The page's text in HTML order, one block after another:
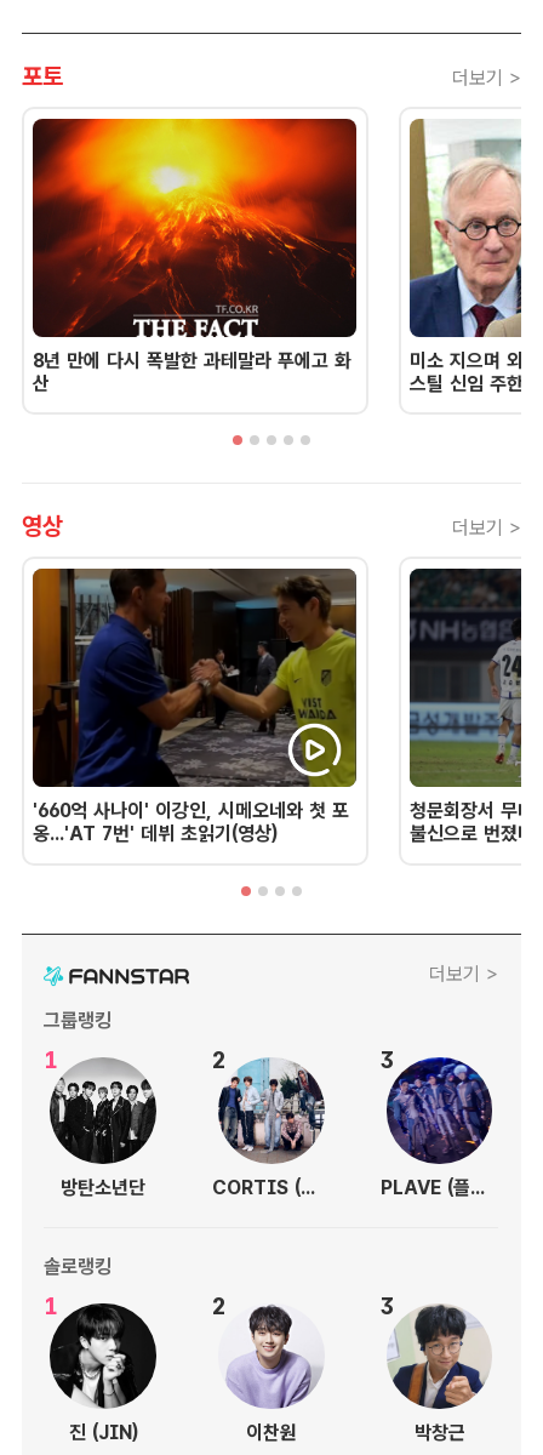
포토 더보기 >
8년 만에 다시 폭발한 과테말라 푸에고 화
산
미소 지으며 외
스틸 신임 주한
영상 더보기 >
'660억 사나이' 이강인, 시메오네와 첫 포
옹...'AT 7번' 데뷔 초읽기(영상)
청문회장서 무너
불신으로 번졌
더보기 >
그룹랭킹
1
방탄소년단
2
CORTIS (코르티스)
3
PLAVE (플레이브)
솔로랭킹
1
진 (JIN)
2
이찬원
3
박창근